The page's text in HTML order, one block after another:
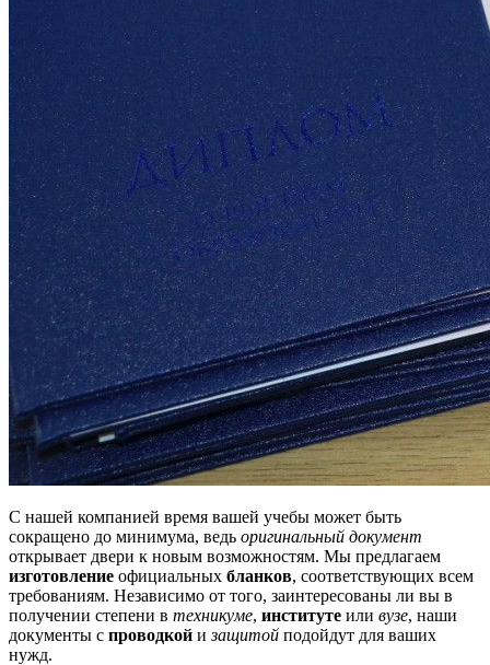
С нашей компанией время вашей учебы может быть
сокращено до минимума, ведь оригинальный документ
открывает двери к новым возможностям. Мы предлагаем
изготовление официальных бланков, соответствующих всем
требованиям. Независимо от того, заинтересованы ли вы в
получении степени в техникуме, институте или вузе, наши
документы с проводкой изащитой подойдут для ваших
нужд.